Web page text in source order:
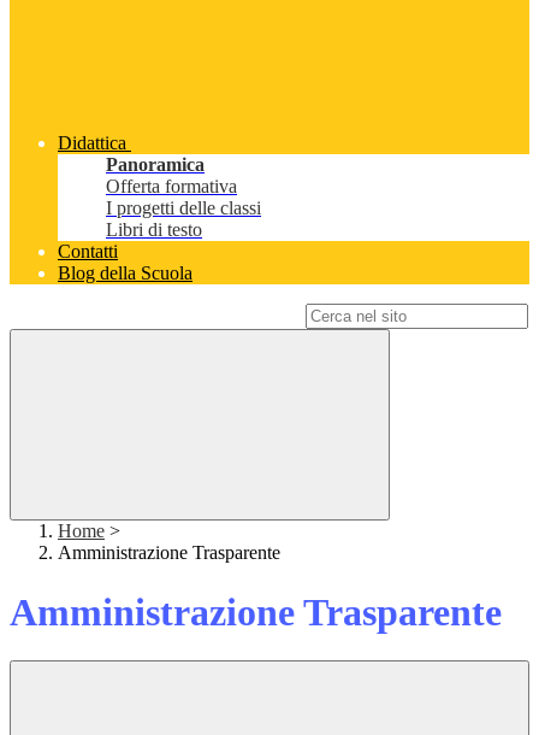
Didattica
Panoramica
Offerta formativa
I progetti delle classi
Libri di testo
Contatti
Blog della Scuola
Home >
Amministrazione Trasparente
Amministrazione Trasparente